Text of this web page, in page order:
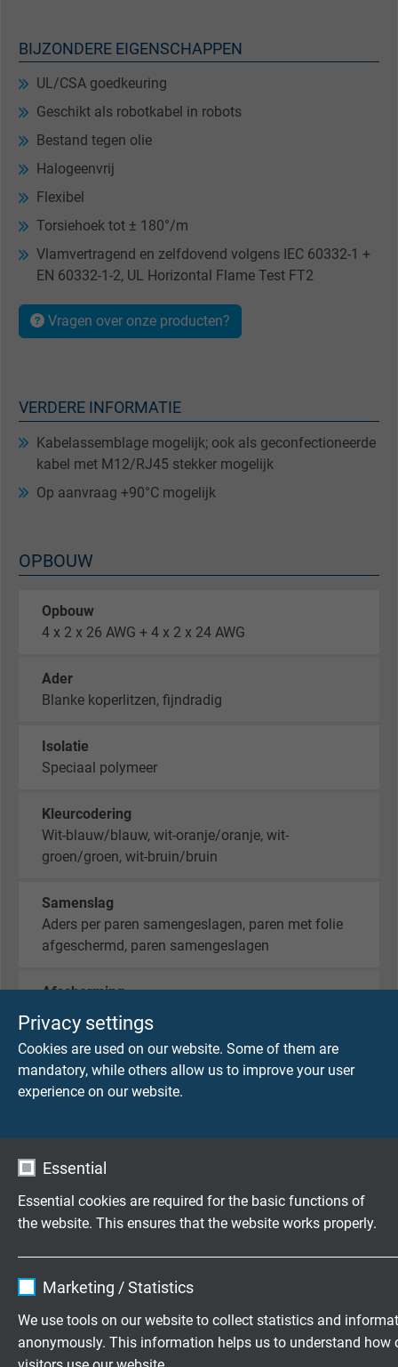
Privacy settings
Cookies are used on our website. Some of them are
mandatory, while others allow us to improve your user
experience on our website.
Essential
Essential cookies are required for the basic functions of
the website. This ensures that the website works properly.
Expire 1 year
Marketing / Statistics
We use tools on our website to collect statistics and
anonymously. This information helps us to understand how
BIJZONDERE EIGENSCHAPPEN
UL/CSA goedkeuring
Geschikt als robotkabel in robots
Bestand tegen olie
Halogeenvrij
Flexibel
Torsiehoek tot ± 180°/m
Vlamvertragend en zelfdovend volgens IEC 60332-1 +
EN 60332-1-2, UL Horizontal Flame Test FT2
Vragen over onze producten?
VERDERE INFORMATIE
Kabelassemblage mogelijk; ook als geconfectioneerde
kabel met M12/RJ45 stekker mogelijk
Op aanvraag +90°C mogelijk
OPBOUW
Opbouw
4 x 2 x 26 AWG + 4 x 2 x 24 AWG
Ader
Blanke koperlitzen, fijndradig
Isolatie
Speciaal polymeer
Kleurcodering
Wit-blauw/blauw, wit-oranje/oranje, wit-
groen/groen, wit-bruin/bruin
Samenslag
Aders per paren samengeslagen, paren met folie
afgeschermd, paren samengeslagen
Afscherming
Vlechtwerk van vertind koper
Non-woven tape
Kleur
Groen (vergelijkbaar met RAL 6018)
TECHNISCHE DATA
Piek bedrijfsspanning